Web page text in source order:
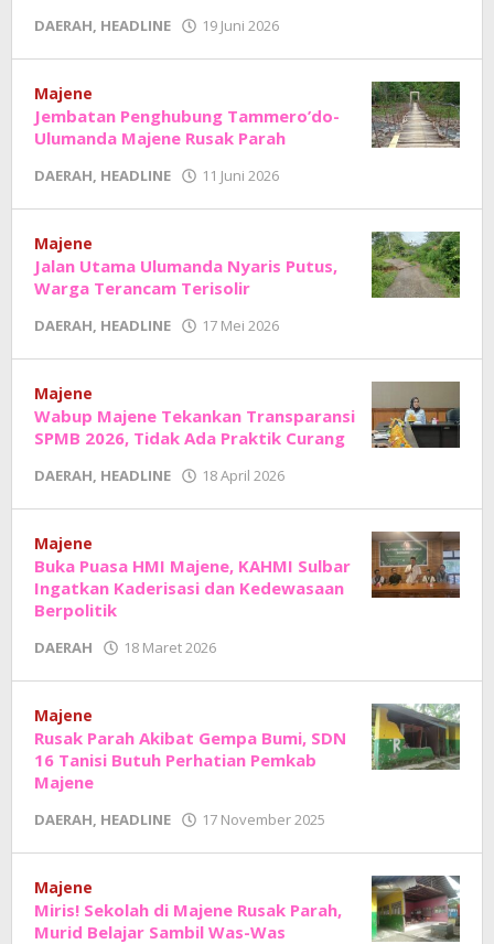
DAERAH, HEADLINE 19 Juni 2026
Junaedi
Majene
Jembatan Penghubung Tammero’do-
Ulumanda Majene Rusak Parah
DAERAH, HEADLINE 11 Juni 2026
Junaedi
Majene
Jalan Utama Ulumanda Nyaris Putus,
Warga Terancam Terisolir
DAERAH, HEADLINE 17 Mei 2026
Junaedi
Majene
Wabup Majene Tekankan Transparansi
SPMB 2026, Tidak Ada Praktik Curang
DAERAH, HEADLINE 18 April 2026
Junaedi
Majene
Buka Puasa HMI Majene, KAHMI Sulbar
Ingatkan Kaderisasi dan Kedewasaan
Berpolitik
DAERAH 18 Maret 2026
Junaedi
Majene
Rusak Parah Akibat Gempa Bumi, SDN
16 Tanisi Butuh Perhatian Pemkab
Majene
DAERAH, HEADLINE 17 November 2025
Junaedi
Sholat
Majene
Miris! Sekolah di Majene Rusak Parah,
Murid Belajar Sambil Was-Was